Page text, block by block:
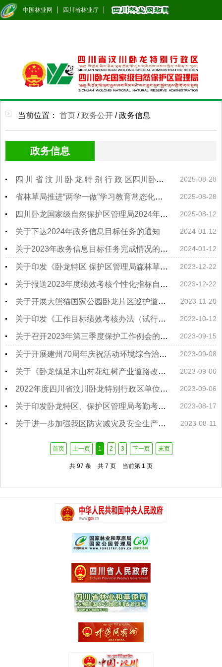
中国林业网 四川省林业厅
当前位置： 首页 /政务公开 /政务信息
政务信息
2025-08-28
四 川 省 汶 川 卧 龙 特 别 行 政 区四川卧龙国家级自然保护区管理局关于下达 2025 年政务信息目标任务的通知
2025-08-28
省林草局推进“两学一做”学习教育常态化制度化7月份工作重点
2025-08-12
四川卧龙国家级自然保护区管理局2024年度部门决算
2024-01-12
关于下达2024年政务信息目标任务的通知
2024-01-12
关于2023年政务信息目标任务完成情况的通报
2023-12-22
关于印发《卧龙特区 保护区管理局森林草原火灾应急预案（2023年12月修订）》的通知
2023-12-22
关于报送2023年度绩效考核个性化指标自查情况的通知
2023-11-20
关于开展大熊猫国家公园卧龙片区巡护道路及灾损设施项目验收的通知
2023-10-12
关于印发《工作目标绩效考核办法（试行）》的通知
2023-09-15
关于召开2023年第三季度保护工作例会的通知
2023-09-08
关于开展建州70周年庆祝活动环境综合治理演练的紧急通知
2023-09-06
关于《卧龙镇足木山村花红树产业道路改造提升项目实施方案》的批复
2023-09-06
2022年度四川省汶川卧龙特别行政区单位决算
2023-08-17
关于印发卧龙特区、保护区管理局考勤考核办法的通知
2023-08-11
关于进一步加强我区防灾减灾及安全生产管理工作的通知
首页 上一页 1 2 3 下一页 末页
共 97 条 共 7 页 当前第 1 页